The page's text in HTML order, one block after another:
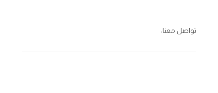
تواصل معنا: